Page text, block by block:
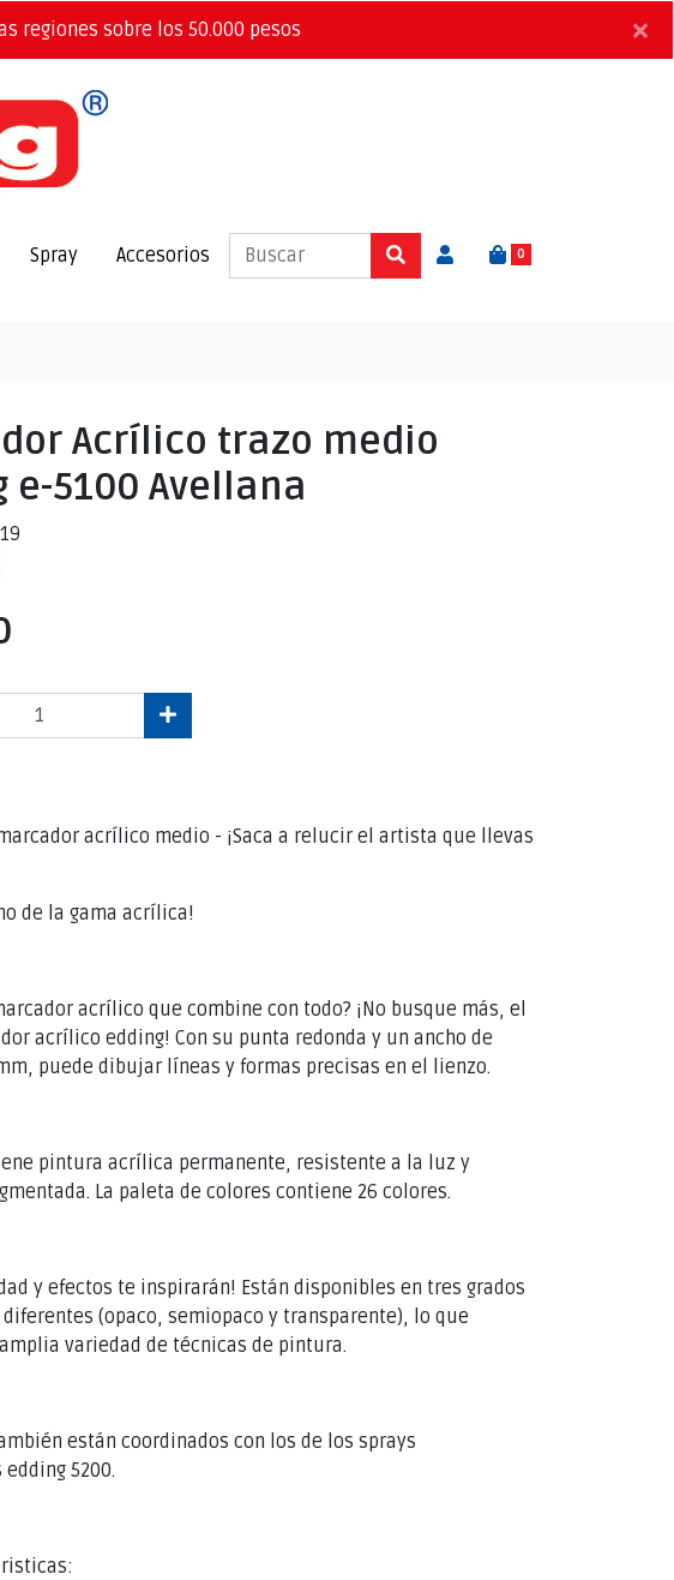
regiones sobre los 50.000 pesos ×
0
Spray Accesorios
Acrílico trazo medio
e-5100 Avellana
acrílico medio - ¡Saca a relucir el artista que llevas
de la gama acrílica!
acrílico que combine con todo? ¡No busque más, el
acrílico edding! Con su punta redonda y un ancho de
puede dibujar líneas y formas precisas en el lienzo.
pintura acrílica permanente, resistente a la luz y
La paleta de colores contiene 26 colores.
y efectos te inspirarán! Están disponibles en tres grados
(opaco, semiopaco y transparente), lo que
variedad de técnicas de pintura.
están coordinados con los de los sprays
5200.